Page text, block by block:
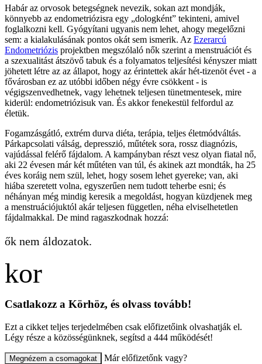
Habár az orvosok betegségnek nevezik, sokan azt mondják,
könnyebb az endometriózisra egy „dologként” tekinteni, amivel
foglalkozni kell. Gyógyítani ugyanis nem lehet, ahogy megelőzni
sem: a kialakulásának pontos okát sem ismerik. Az Ezerarcú
Endometriózis projektben megszólaló nők szerint a menstruációt és
a szexualitást átszövő tabuk és a folyamatos teljesítési kényszer miatt
jöhetett létre az az állapot, hogy az érintettek akár hét-tizenöt évet - a
fővárosban ez az utóbbi időben négy évre csökkent - is
végigszenvedhetnek, vagy lehetnek teljesen tünetmentesek, mire
kiderül: endometriózisuk van. És akkor fenekestül felfordul az
életük.
Fogamzásgátló, extrém durva diéta, terápia, teljes életmódváltás.
Párkapcsolati válság, depresszió, műtétek sora, rossz diagnózis,
vajúdással felérő fájdalom. A kampányban részt vesz olyan fiatal nő,
aki 22 évesen már két műtéten van túl, és akinek azt mondták, ha 25
éves koráig nem szül, lehet, hogy sosem lehet gyereke; van, aki
hiába szeretett volna, egyszerűen nem tudott teherbe esni; és
néhányan még mindig keresik a megoldást, hogyan küzdjenek meg
a menstruációjuktól akár teljesen független, néha elviselhetetlen
fájdalmakkal. De mind ragaszkodnak hozzá:
ők nem áldozatok.
Csatlakozz a Körhöz, és olvass tovább!
Ezt a cikket teljes terjedelmében csak előfizetőink olvashatják el.
Légy része a közösségünknek, segítsd a 444 működését!
Megnézem a csomagokat
Már előfizetőnk vagy?